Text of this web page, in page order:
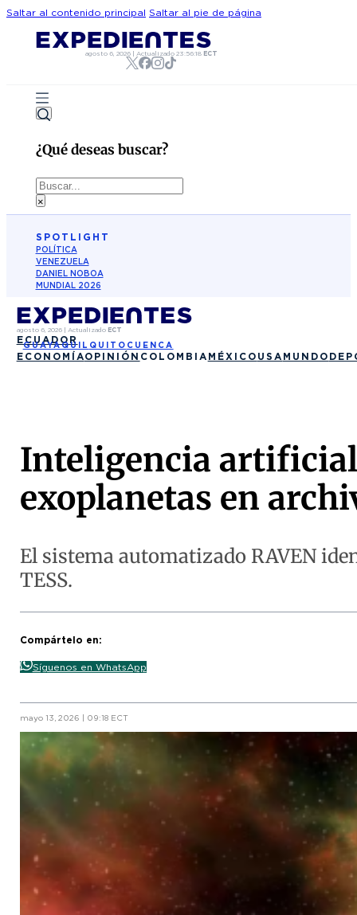
Saltar al contenido principal Saltar al pie de página
agosto 6, 2026 |Actualizado23:56:18 ECT
¿Qué deseas buscar?
Buscar
×
SPOTLIGHT
POLÍTICA
VENEZUELA
DANIEL NOBOA
MUNDIAL 2026
agosto 6, 2026| Actualizado ECT
ECUADOR
GUAYAQUIL QUITO CUENCA
ECONOMÍAOPINIÓN COLOMBIA MÉXICO USA MUNDO
Inteligencia artificial
exoplanetas en
El sistema automatizado RAVEN
TESS.
Compártelo en:
Síguenos en WhatsApp
mayo 13, 2026 | 09:18 ECT